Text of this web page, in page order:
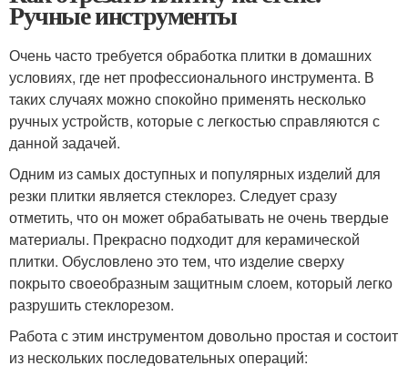
Ручные инструменты
Очень часто требуется обработка плитки в домашних
условиях, где нет профессионального инструмента. В
таких случаях можно спокойно применять несколько
ручных устройств, которые с легкостью справляются с
данной задачей.
Одним из самых доступных и популярных изделий для
резки плитки является стеклорез. Следует сразу
отметить, что он может обрабатывать не очень твердые
материалы. Прекрасно подходит для керамической
плитки. Обусловлено это тем, что изделие сверху
покрыто своеобразным защитным слоем, который легко
разрушить стеклорезом.
Работа с этим инструментом довольно простая и состоит
из нескольких последовательных операций: